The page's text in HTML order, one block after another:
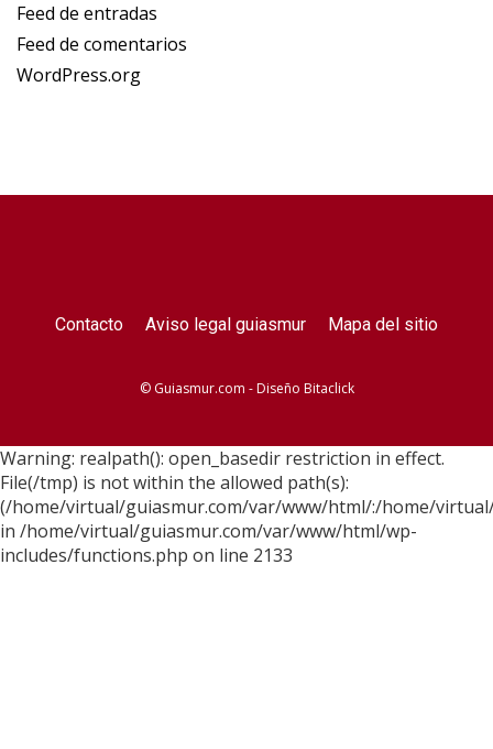
Feed de entradas
Feed de comentarios
WordPress.org
Contacto Aviso legal guiasmur Mapa del sitio
© Guiasmur.com - Diseño Bitaclick
Warning: realpath(): open_basedir restriction in effect.
File(/tmp) is not within the allowed path(s):
(/home/virtual/guiasmur.com/var/www/html/:/home/
in /home/virtual/guiasmur.com/var/www/html/wp-
includes/functions.php on line 2133